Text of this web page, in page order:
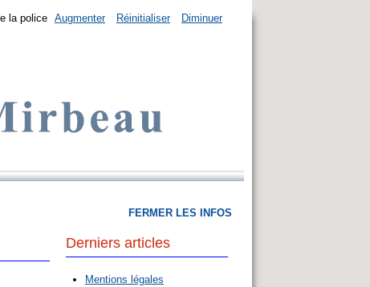
la police Augmenter Réinitialiser Diminuer
FERMER LES INFOS
Derniers articles
Mentions légales